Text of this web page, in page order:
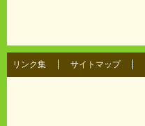
リンク集 サイトマップ